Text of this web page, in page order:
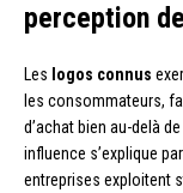
perception
Les logos connus
les consommateurs,
d’achat bien au-delà
influence s’explique
entreprises exploitent